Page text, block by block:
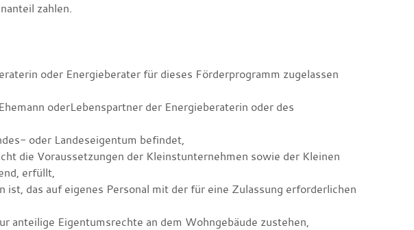
zahlen.
oder Energieberater für dieses Förderprogramm zugelassen
oderLebenspartner der Energieberaterin oder des
oder Landeseigentum befindet,
die Voraussetzungen der Kleinstunternehmen sowie der Kleinen
erfüllt,
ist, das auf eigenes Personal mit der für eine Zulassung erforderlichen
anteilige Eigentumsrechte an dem Wohngebäude zustehen,